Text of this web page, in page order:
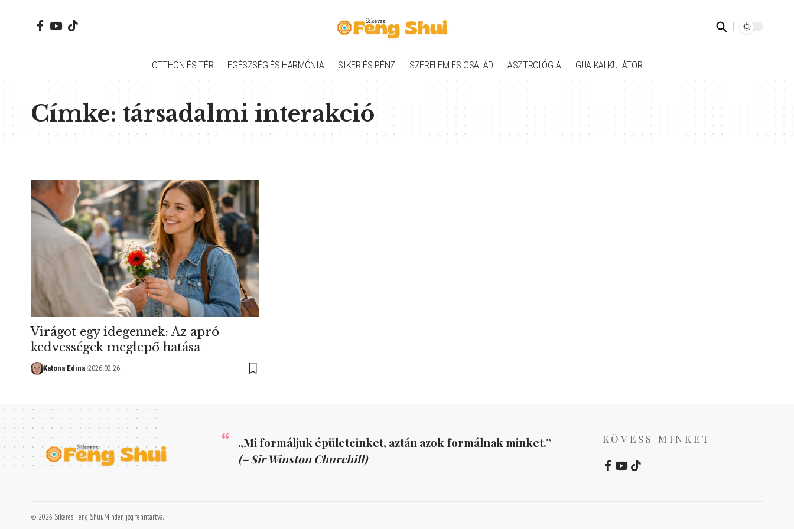
OTTHON ÉS TÉR EGÉSZSÉG ÉS HARMÓNIA SIKER ÉS PÉNZ SZERELEM ÉS CSALÁD ASZTROLÓGIA GUA KALKULÁTOR
Címke:társadalmi interakció
Virágot egy idegennek: Az apró
kedvességek meglepő hatása
Katona Edina 2026.02.26.
„Mi formáljuk épületeinket, aztán azok formálnak minket.”
(– Sir Winston Churchill)
KÖVESS MINKET
© 2026 Sikeres Feng Shui. Minden jog fenntartva.